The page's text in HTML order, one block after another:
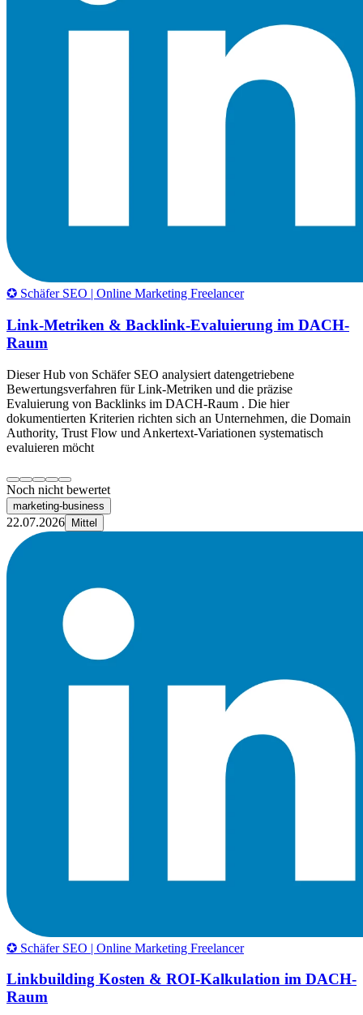
✪ Schäfer SEO | Online Marketing Freelancer
Link-Metriken & Backlink-Evaluierung im DACH-
Raum
Dieser Hub von Schäfer SEO analysiert datengetriebene
Bewertungsverfahren für Link-Metriken und die präzise
Evaluierung von Backlinks im DACH-Raum . Die hier
dokumentierten Kriterien richten sich an Unternehmen, die Domain
Authority, Trust Flow und Ankertext-Variationen systematisch
evaluieren möcht
Noch nicht bewertet
marketing-business
22.07.2026 Mittel
✪ Schäfer SEO | Online Marketing Freelancer
Linkbuilding Kosten & ROI-Kalkulation im DACH-
Raum